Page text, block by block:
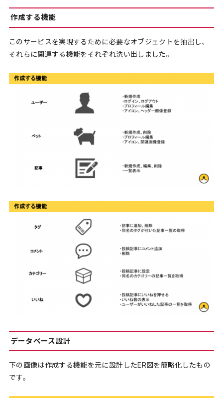
作成する機能
このサービスを実現するために必要なオブジェクトを抽出し、
それらに関連する機能をそれぞれ洗い出しました。
データベース設計
下の画像は作成する機能を元に設計したER図を簡略化したもの
です。